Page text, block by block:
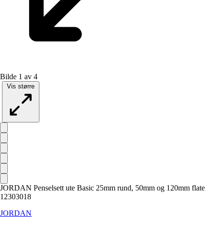
Bilde 1 av 4
Vis større
JORDAN Penselsett ute Basic 25mm rund, 50mm og 120mm flate
12303018
JORDAN